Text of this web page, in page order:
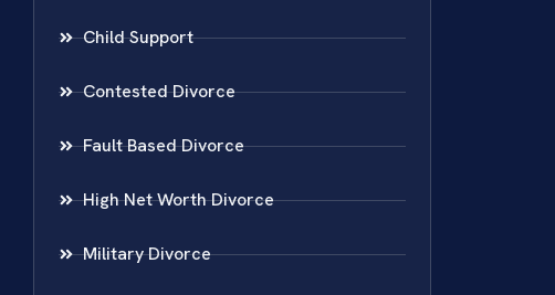
Child Support
Contested Divorce
Fault Based Divorce
High Net Worth Divorce
Military Divorce